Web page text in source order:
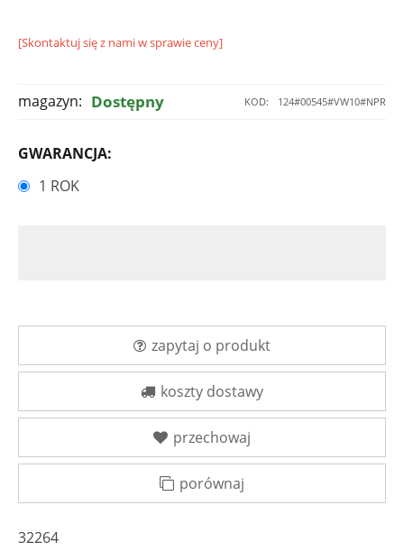
[Skontaktuj się z nami w sprawie ceny]
KOD: 124#00545#VW10#NPR
magazyn: Dostępny
GWARANCJA:
1 ROK
zapytaj o produkt
koszty dostawy
przechowaj
porównaj
32264